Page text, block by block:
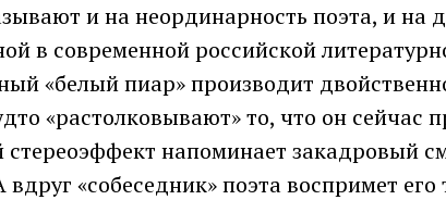
и на неординарность поэта, и на
в современной российской
«белый пиар» производит
«растолковывают» то, что он сейчас
стереоэффект напоминает закадровый
«собеседник» поэта воспримет его